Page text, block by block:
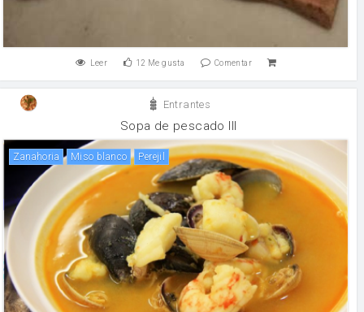
Leer 12 Me gusta Comentar
Entrantes
Sopa de pescado III
zanahoria miso blanco perejil